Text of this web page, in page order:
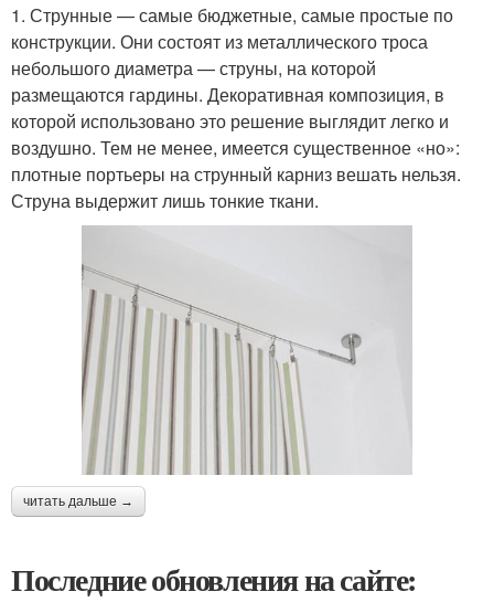
1. Струнные — самые бюджетные, самые простые по
конструкции. Они состоят из металлического троса
небольшого диаметра — струны, на которой
размещаются гардины. Декоративная композиция, в
которой использовано это решение выглядит легко и
воздушно. Тем не менее, имеется существенное «но»:
плотные портьеры на струнный карниз вешать нельзя.
Струна выдержит лишь тонкие ткани.
читать дальше →
Последние обновления на сайте: